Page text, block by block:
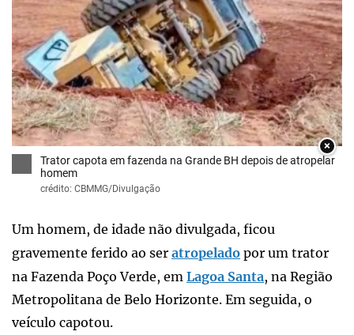
×
Trator capota em fazenda na Grande BH depois de atropelar
homem
crédito: CBMMG/Divulgação
Um homem, de idade não divulgada, ficou
gravemente ferido ao ser atropelado por um trator
na Fazenda Poço Verde, em Lagoa Santa, na Região
Metropolitana de Belo Horizonte. Em seguida, o
veículo capotou.